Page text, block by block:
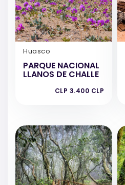
Huasco
PARQUE NACIONAL
LLANOS DE CHALLE
CLP 3.400 CLP